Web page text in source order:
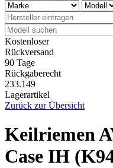
Kostenloser
Rückversand
90 Tage
Rückgaberecht
233.149
Lagerartikel
Zurück zur Übersicht
Keilriemen
Case IH